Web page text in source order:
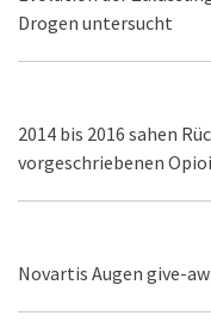
Drogen untersucht
2014 bis 2016 sahen
vorgeschriebenen
Novartis Augen give-